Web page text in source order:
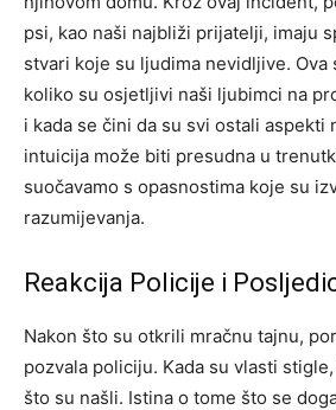
psi, kao naši najbliži prijatelji, imaju
stvari koje su ljudima nevidljive. Ova
koliko su osjetljivi naši ljubimci na
i kada se čini da su svi ostali aspekti
intuicija može biti presudna u
suočavamo s opasnostima koje su
razumijevanja.
Reakcija Policije i
Nakon što su otkrili mračnu tajnu,
pozvala policiju. Kada su vlasti
što su našli. Istina o tome što se